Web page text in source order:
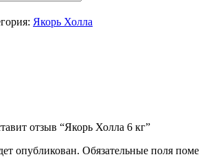
Якорь Холла
отзыв “Якорь Холла 6 кг”
опубликован. Обязательные поля